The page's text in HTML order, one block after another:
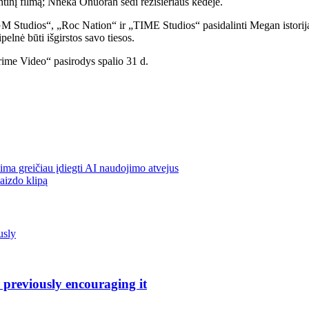
Studios“, „Roc Nation“ ir „TIME Studios“ pasidalinti Megan
būti išgirstos savo tiesos.
Video“ pasirodys spalio 31 d.
greičiau įdiegti AI naudojimo atvejus
klipą
previously encouraging it